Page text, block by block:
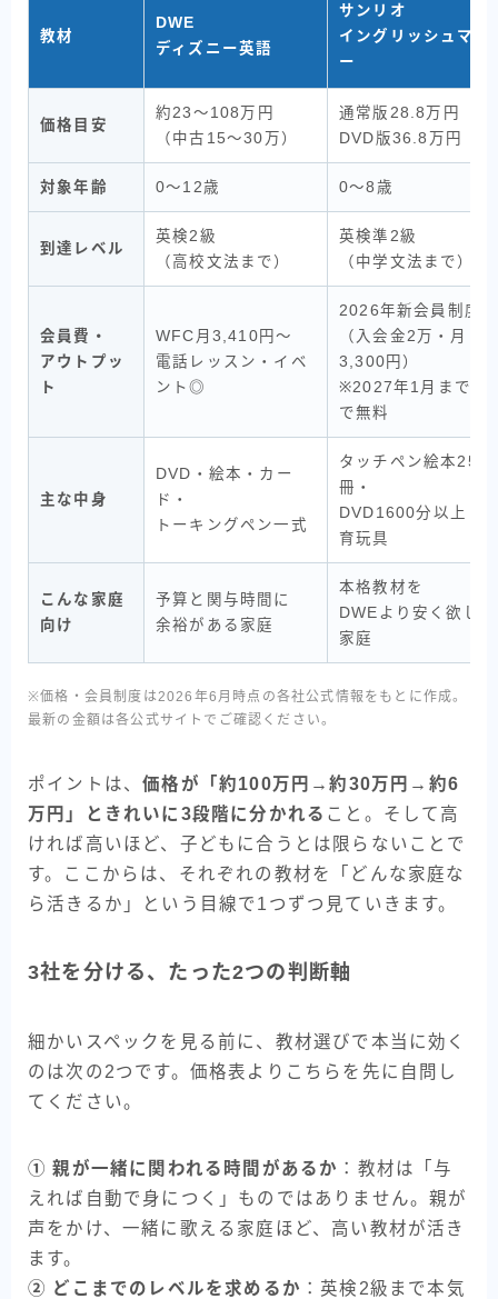
教材
DWE
ディズニー英語
サンリオ
イングリッシュマス
ー
価格目安
約23〜108万円
（中古15〜30万）
通常版28.8万円
DVD版36.8万円
対象年齢 0〜12歳 0〜8歳
到達レベル
英検2級
（高校文法まで）
英検準2級
（中学文法まで）
会員費・
アウトプッ
ト
WFC月3,410円〜
電話レッスン・イベ
ント◎
2026年新会員制度
（入会金2万・月
3,300円）
※2027年1月まで購
で無料
主な中身
DVD・絵本・カー
ド・
トーキングペン一式
タッチペン絵本25
冊・
DVD1600分以上・
育玩具
こんな家庭
向け
予算と関与時間に
余裕がある家庭
本格教材を
DWEより安く欲しい
家庭
※価格・会員制度は2026年6月時点の各社公式情報をもとに作成。
最新の金額は各公式サイトでご確認ください。
ポイントは、価格が「約100万円→約30万円→約6
万円」ときれいに3段階に分かれる こと。そして高
ければ高いほど、子どもに合うとは限らないことで
す。ここからは、それぞれの教材を「どんな家庭な
ら活きるか」という目線で1つずつ見ていきます。
3社を分ける、たった2つの判断軸
細かいスペックを見る前に、教材選びで本当に効く
のは次の2つです。価格表よりこちらを先に自問し
てください。
① 親が一緒に関われる時間があるか ：教材は「与
えれば自動で身につく」ものではありません。親が
声をかけ、一緒に歌える家庭ほど、高い教材が活き
ます。
② どこまでのレベルを求めるか ：英検2級まで本気